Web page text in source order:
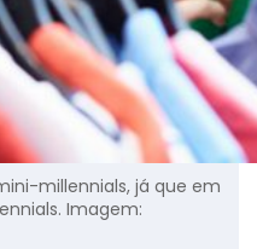
millennials, já que em
Imagem: